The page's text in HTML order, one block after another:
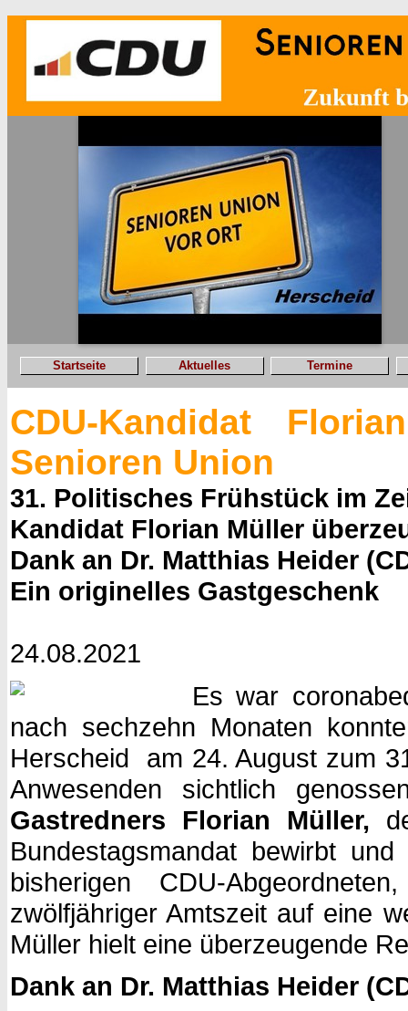
Startseite Aktuelles Termine
CDU-Kandidat
Senioren Union
31. Politisches Frühstück im
Kandidat Florian Müller
Dank an Dr. Matthias Heider
Ein originelles Gastgeschenk
24.08.2021
Es war
nach sechzehn Monaten
Herscheid am 24. August zum
Anwesenden sichtlich
Gastredners Florian Müller,
Bundestagsmandat bewirbt
bisherigen CDU-
zwölfjähriger Amtszeit auf eine
Müller hielt eine überzeugende
Dank an Dr. Matthias Heider